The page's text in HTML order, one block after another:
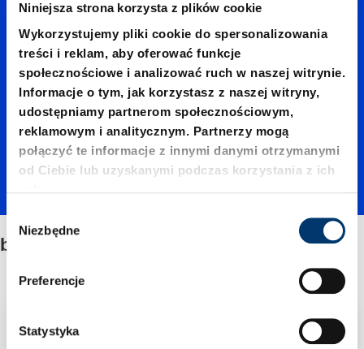
Niniejsza strona korzysta z plików cookie
Wykorzystujemy pliki cookie do spersonalizowania
treści i reklam, aby oferować funkcje
społecznościowe i analizować ruch w naszej witrynie.
Informacje o tym, jak korzystasz z naszej witryny,
udostępniamy partnerom społecznościowym,
reklamowym i analitycznym. Partnerzy mogą
połączyć te informacje z innymi danymi otrzymanymi
od Ciebie lub uzyskanymi podczas korzystania z ich
W
b
Niezbędne
Preferencje
Statystyka
bez
kołnierz
a
bez kołnierza